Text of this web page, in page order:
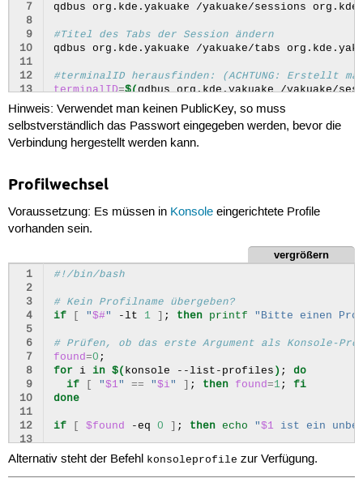
7
8
9
10
11
12
13
16
qdbus
org.kde.yakuake /yakuake/sessions
#Titel des Tabs der Session ändern
qdbus
org.kde.yakuake /yakuake/tabs
#terminalID herausfinden: (ACHTUNG:
terminalID=$(qdbus org.kde.yakuake /yakuake/
#Befehl zur Verbindung ins Terminal absetzen
qdbus org.kde.yakuake /yakuake/sessions
Hinweis: Verwendet man keinen PublicKey, so muss
selbstverständlich das Passwort eingegeben werden, bevor die
Verbindung hergestellt werden kann.
Profilwechsel
Voraussetzung: Es müssen in Konsoleeingerichtete Profile
vorhanden sein.
vergrößern
1
2
3
4
5
6
7
8
9
10
11
12
13
14
#!/bin/bash
# Kein Profilname übergeben?
if
"$#" -lt 1 ; then printf "Bitte einen
# Prüfen, ob das erste Argument als Konsole-
found=0 ;
for
i in $( konsole --list-profiles ) ;
do
if
"$1" == "$i" ; then found=1;
fi
done
if $found -eq 0 ; then echo "$1 ist ein
# iteriere über die bestehenden sessions und
Alternativ steht der Befehl konsoleprofile zur Verfügung.